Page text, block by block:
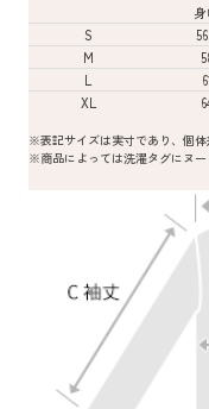
S
M
L
XL
※表記サイズは実寸であり、個体
※商品によっては洗濯タグにヌー